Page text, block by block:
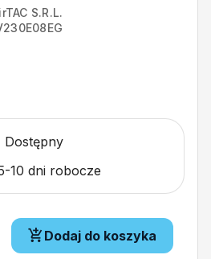
S.R.L.
Dostępny
10 dni robocze
Dodaj do koszyka